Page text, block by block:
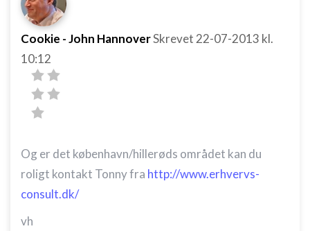
Cookie - John HannoverSkrevet 22-07-2013 kl.
10:12
Og er det københavn/hillerøds området kan du
roligt kontakt Tonny fra http://www.erhvervs-
consult.dk/
vh